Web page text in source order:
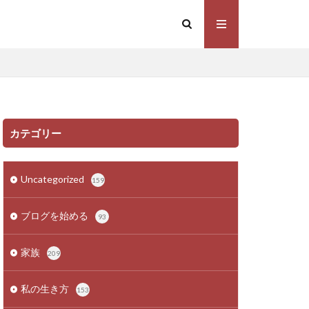
カテゴリー
Uncategorized 159
ブログを始める 93
家族 209
私の生き方 153